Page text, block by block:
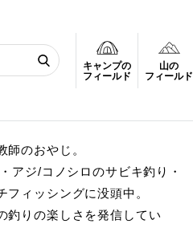
キャンプの
フィールド
山の
フィールド
のおやじ。
アジ/コノシロのサビキ釣り・
ィッシングに没頭中。
釣りの楽しさを発信してい